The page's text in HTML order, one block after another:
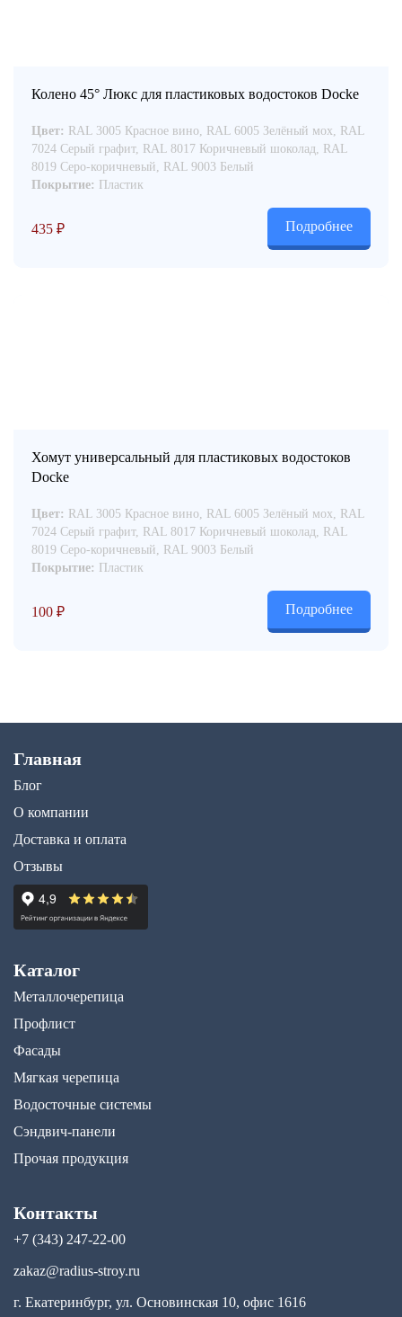
Колено 45° Люкс для пластиковых водостоков Docke
Цвет: RAL 3005 Красное вино, RAL 6005 Зелёный мох, RAL
7024 Серый графит, RAL 8017 Коричневый шоколад, RAL
8019 Серо-коричневый, RAL 9003 Белый
Покрытие: Пластик
435 ₽ Подробнее
Хомут универсальный для пластиковых водостоков
Docke
Цвет: RAL 3005 Красное вино, RAL 6005 Зелёный мох, RAL
7024 Серый графит, RAL 8017 Коричневый шоколад, RAL
8019 Серо-коричневый, RAL 9003 Белый
Покрытие: Пластик
100 ₽ Подробнее
Главная
Блог
О компании
Доставка и оплата
Отзывы
Каталог
Металлочерепица
Профлист
Фасады
Мягкая черепица
Водосточные системы
Сэндвич-панели
Прочая продукция
Контакты
+7 (343) 247-22-00
zakaz@radius-stroy.ru
г. Екатеринбург, ул. Основинская 10, офис 1616